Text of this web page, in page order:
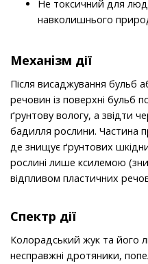
Не токсичний для
навколишнього
Механiзм дії
Після висаджування бульб
речовин із поверхні бульб
ґрунтову вологу, а звідти
бадилля рослини. Частина
де знищує ґрунтових
рослині лише ксилемою
відпливом пластичних
Спектр дії
Колорадський жук та його
несправжні дротяники,